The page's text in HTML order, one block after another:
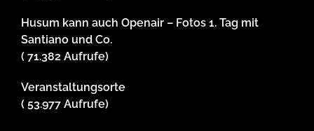
Husum kann auch Openair – Fotos 1. Tag mit
Santiano und Co.
( 71.382 Aufrufe)
Veranstaltungsorte
( 53.977 Aufrufe)